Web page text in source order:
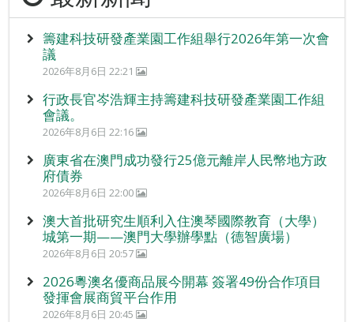
籌建科技研發產業園工作組舉行2026年第一次會
議
2026年8月6日 22:21
行政長官岑浩輝主持籌建科技研發產業園工作組
會議。
2026年8月6日 22:16
廣東省在澳門成功發行25億元離岸人民幣地方政
府債券
2026年8月6日 22:00
澳大首批研究生順利入住澳琴國際教育（大學）
城第一期——澳門大學辦學點（德智廣場）
2026年8月6日 20:57
2026粵澳名優商品展今開幕 簽署49份合作項目
發揮會展商貿平台作用
2026年8月6日 20:45